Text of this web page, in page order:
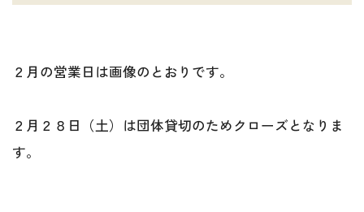
２月の営業日は画像のとおりです。
２月２８日（土）は団体貸切のためクローズとなりま
す。